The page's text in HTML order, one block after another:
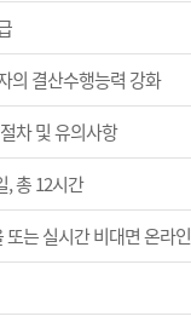
의 결산수행능력 강화
차 및 유의사항
, 총 12시간
또는 실시간 비대면 온라인